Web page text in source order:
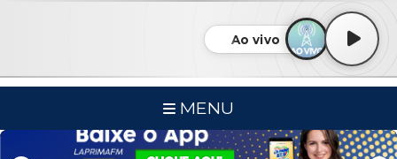
Ao vivo
MENU